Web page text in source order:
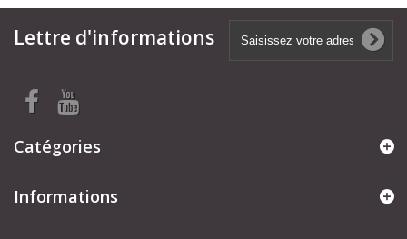
Lettre d'informations
Catégories
Informations